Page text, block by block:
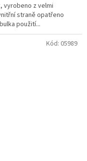
vyrobeno z velmi
straně opatřeno
použití...
Kód: 05989